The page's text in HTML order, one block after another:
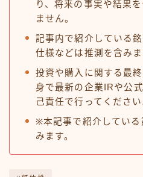
り、将来の事実や結果
ません。
記事内で紹介している
仕様などは推測を含みま
投資や購入に関する最
身で最新の企業IRや公
己責任で行ってください
※本記事で紹介してい
みます。